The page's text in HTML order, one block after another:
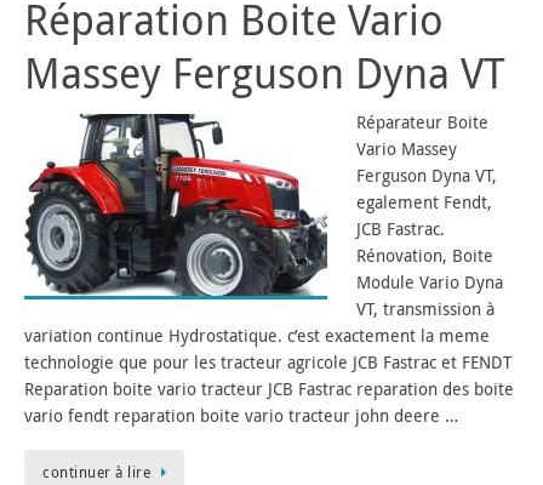
Réparation Boite Vario
Massey Ferguson Dyna VT
Réparateur Boite
Vario Massey
Ferguson Dyna VT,
egalement Fendt,
JCB Fastrac.
Rénovation, Boite
Module Vario Dyna
VT, transmission à
variation continue Hydrostatique. c’est exactement la meme
technologie que pour les tracteur agricole JCB Fastrac et FENDT
Reparation boite vario tracteur JCB Fastrac reparation des boite
vario fendt reparation boite vario tracteur john deere …
continuer à lire